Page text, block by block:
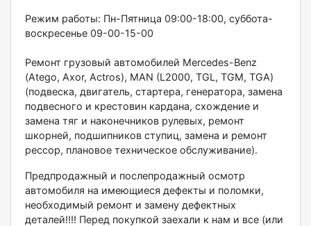
Режим работы: Пн-Пятница 09:00-18:00, суббота-
воскресенье 09-00-15-00
Ремонт грузовый автомобилей Меrсеdеs-Веnz
(Аtеgо, Ахоr, Асtrоs), МАN (L2000, ТGL, ТGМ, ТGА)
(подвеска, двигатель, стартера, генератора, замена
подвесного и крестовин кардана, схождение и
замена тяг и наконечников рулевых, ремонт
шкорней, подшипников ступиц, замена и ремонт
рессор, плановое техническое обслуживание).
Предпродажный и послепродажный осмотр
автомобиля на имеющиеся дефекты и поломки,
необходимый ремонт и замену дефектных
деталей!!!! Перед покупкой заехали к нам и все (или